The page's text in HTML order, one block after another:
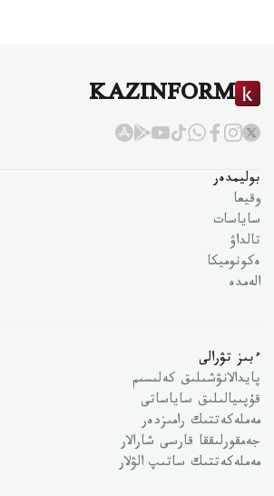
KAZINFORM
بوليمدەر
وقيعا
ساياسات
تالداۋ
ەكونوميكا
الەمدە
ءبىز تۋرالى
پايدالانۋشىلىق كەلىسىم
قۇپىيالىلىق ساياساتى
مەملەكەتتىك رامىزدەر
جەمقورلىققا قارسى شارالار
مەملەكەتتىك ساتىپ الۋلار